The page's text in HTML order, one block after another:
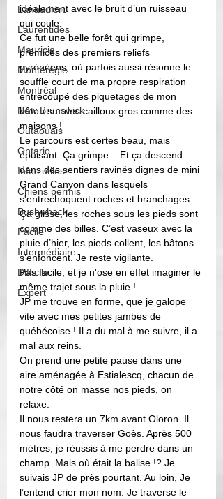
Lanaudière
Laurentides
Mauricie
Montérégie
Montréal
New Brunswick
Outaouais
Ontario
Infos utiles
Chiens permis
Bushwhack
Facile
Intermédiaire
Difficile
Expert
idéalement avec le bruit d’un ruisseau
qui coule.
Ce fut une belle forêt qui grimpe,
prémices des premiers reliefs
pyrénéens, où parfois aussi résonne le
souffle court de ma propre respiration
entrecoupé des piquetages de mon
bâton sur des cailloux gros comme des
maisons !
Le parcours est certes beau, mais
épuisant. Ça grimpe... Et ça descend
dans des sentiers ravinés dignes de mini
Grand Canyon dans lesquels
s'entrechoquent roches et branchages.
Ça glisse, les roches sous les pieds sont
comme des billes. C’est vaseux avec la
pluie d’hier, les pieds collent, les bâtons
s’enfoncent. Je reste vigilante.
Pas facile, et je n'ose en effet imaginer le
même trajet sous la pluie !
JP me trouve en forme, que je galope
vite avec mes petites jambes de
québécoise ! Il a du mal à me suivre, il a
mal aux reins.
On prend une petite pause dans une
aire aménagée à Estialescq, chacun de
notre côté on masse nos pieds, on
relaxe.
Il nous restera un 7km avant Oloron. Il
nous faudra traverser Goès. Après 500
mètres, je réussis à me perdre dans un
champ. Mais où était la balise !? Je
suivais JP de près pourtant. Au loin, Je
l’entend crier mon nom. Je traverse le